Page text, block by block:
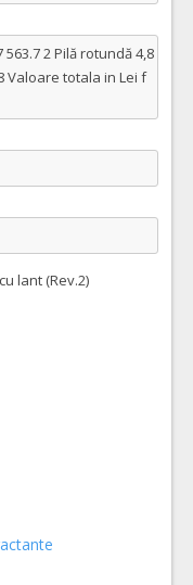
563.7 2 Pilă rotundă 4,8
Valoare totala in Lei f
lant (Rev.2)